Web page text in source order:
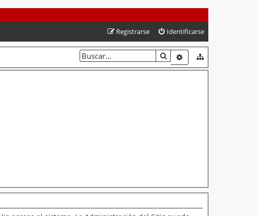
Identificarse
Registrarse
BUSCARBÚSQUEDA